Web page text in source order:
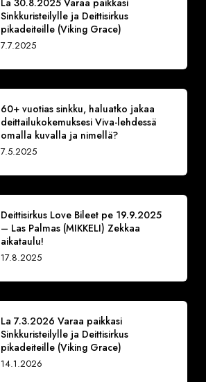
La 30.8.2025 Varaa paikkasi
Sinkkuristeilylle ja Deittisirkus
pikadeiteille (Viking Grace)
7.7.2025
60+ vuotias sinkku, haluatko jakaa
deittailukokemuksesi Viva-lehdessä
omalla kuvalla ja nimellä?
7.5.2025
Deittisirkus Love Bileet pe 19.9.2025
– Las Palmas (MIKKELI) Zekkaa
aikataulu!
17.8.2025
La 7.3.2026 Varaa paikkasi
Sinkkuristeilylle ja Deittisirkus
pikadeiteille (Viking Grace)
14.1.2026